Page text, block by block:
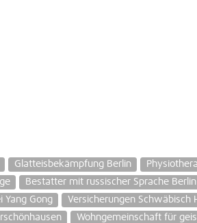
Glatteisbekämpfung Berlin
Bestatter mit russischer Sprache Berlin
Yang Gong Versicherungen Schwäbisch
Wohngemeinschaft für